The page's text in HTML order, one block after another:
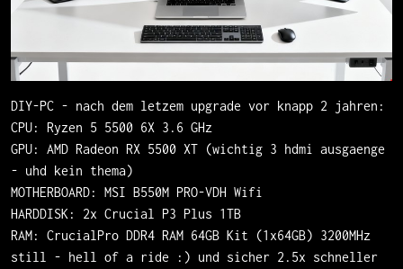
DIY-PC - nach dem letzem upgrade vor knapp 2 jahren:
CPU: Ryzen 5 5500 6X 3.6 GHz
GPU: AMD Radeon RX 5500 XT (wichtig 3 hdmi ausgaenge
- uhd kein thema)
MOTHERBOARD: MSI B550M PRO-VDH Wifi
HARDDISK: 2x Crucial P3 Plus 1TB
RAM: CrucialPro DDR4 RAM 64GB Kit (1x64GB) 3200MHz
still - hell of a ride :) und sicher 2.5x schneller